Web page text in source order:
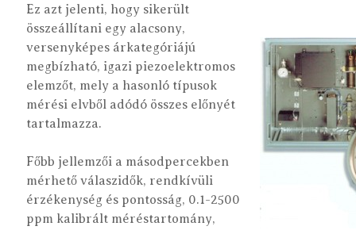
Ez azt jelenti, hogy sikerült
összeállítani egy alacsony,
versenyképes árkategóriájú
megbízható, igazi piezoelektromos
elemzőt, mely a hasonló típusok
mérési elvből adódó összes előnyét
tartalmazza.
Főbb jellemzői a másodpercekben
mérhető válaszidők, rendkívüli
érzékenység és pontosság, 0.1-2500
ppm kalibrált méréstartomány,